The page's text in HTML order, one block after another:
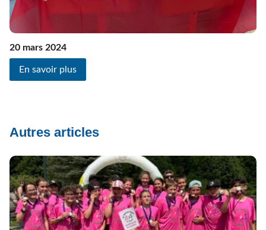
20 mars 2024
En savoir plus
Autres articles